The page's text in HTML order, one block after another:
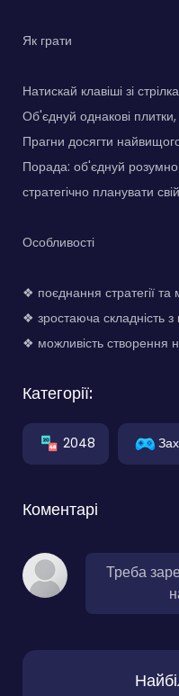
Як грати
Натискай клавіші зі
Об'єднуй однакові
Прагни досягти
Порада: об'єднуй
стратегічно планувати
Особливості
❖ поєднання стратегії та
❖ зростаюча складність
❖ можливість створення
Категорії:
2048
Коментарі
Треба